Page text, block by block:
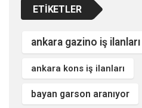
ETIKETLER
ankara gazino iş ilanları
ankara kons iş ilanları
bayan garson aranıyor